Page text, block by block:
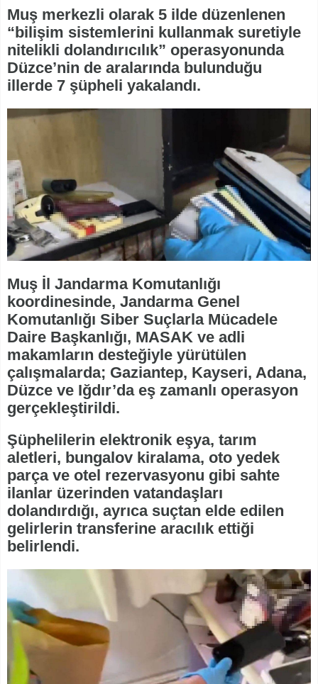
Muş merkezli olarak 5 ilde düzenlenen
“bilişim sistemlerini kullanmak suretiyle
nitelikli dolandırıcılık” operasyonunda
Düzce’nin de aralarında bulunduğu
illerde 7 şüpheli yakalandı.
Muş İl Jandarma Komutanlığı
koordinesinde, Jandarma Genel
Komutanlığı Siber Suçlarla Mücadele
Daire Başkanlığı, MASAK ve adli
makamların desteğiyle yürütülen
çalışmalarda; Gaziantep, Kayseri, Adana,
Düzce ve Iğdır’da eş zamanlı operasyon
gerçekleştirildi.
Şüphelilerin elektronik eşya, tarım
aletleri, bungalov kiralama, oto yedek
parça ve otel rezervasyonu gibi sahte
ilanlar üzerinden vatandaşları
dolandırdığı, ayrıca suçtan elde edilen
gelirlerin transferine aracılık ettiği
belirlendi.